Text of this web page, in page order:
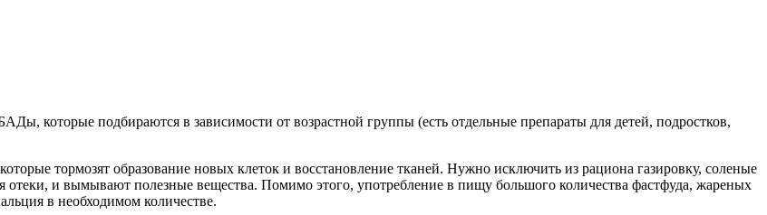
которые подбираются в зависимости от возрастной группы (есть отдельные препараты для детей, подростков,
тормозят образование новых клеток и восстановление тканей. Нужно исключить из рациона газировку, соленые
и вымывают полезные вещества. Помимо этого, употребление в пищу большого количества фастфуда, жареных
в необходимом количестве.